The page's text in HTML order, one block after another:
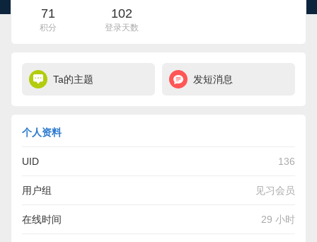
71
积分
102
登录天数
Ta的主题 发短消息
个人资料
UID 136
用户组 见习会员
在线时间 29 小时